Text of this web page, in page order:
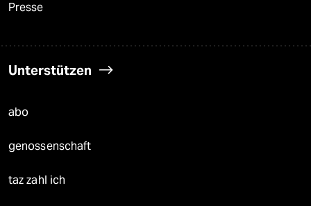
Presse
Unterstützen
abo
genossenschaft
taz zahl ich